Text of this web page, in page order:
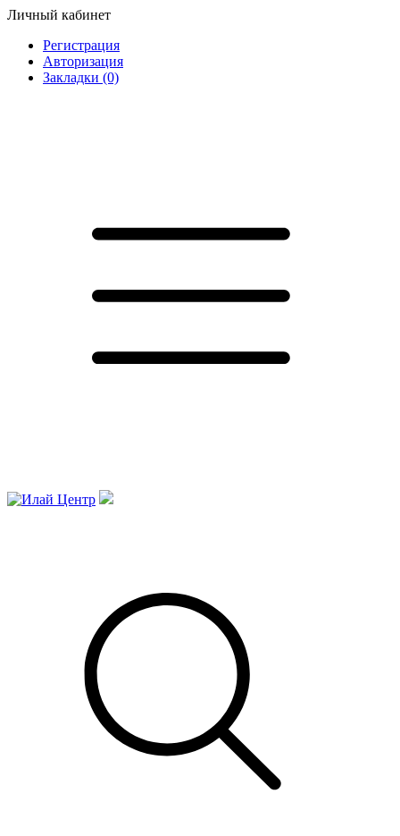
Личный кабинет
Регистрация
Авторизация
Закладки (0)